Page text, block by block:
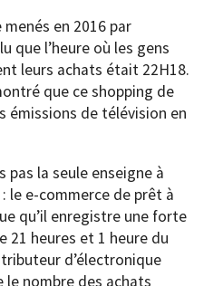
en 2016 par
que l’heure où les gens
leurs achats était 22H18.
que ce shopping de
émissions de télévision en
pas la seule enseigne à
le e-commerce de prêt à
qu’il enregistre une forte
21 heures et 1 heure du
d’électronique
le nombre des achats